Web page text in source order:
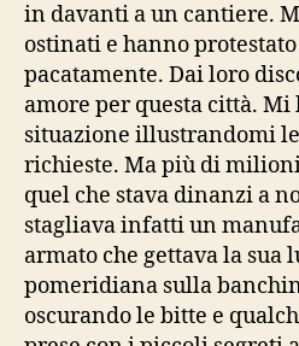
in davanti a un cantiere.
ostinati e hanno
pacatamente. Dai loro
amore per questa città. Mi
situazione illustrandomi
richieste. Ma più di
quel che stava dinanzi a
stagliava infatti un
armato che gettava la sua
pomeridiana sulla
oscurando le bitte e